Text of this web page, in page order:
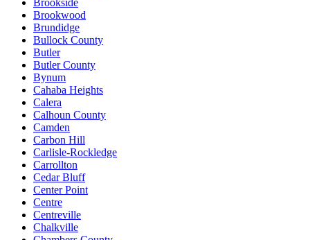
Brookwood
Brundidge
Bullock County
Butler
Butler County
Bynum
Cahaba Heights
Calera
Calhoun County
Camden
Carbon Hill
Carlisle-Rockledge
Carrollton
Cedar Bluff
Center Point
Centre
Centreville
Chalkville